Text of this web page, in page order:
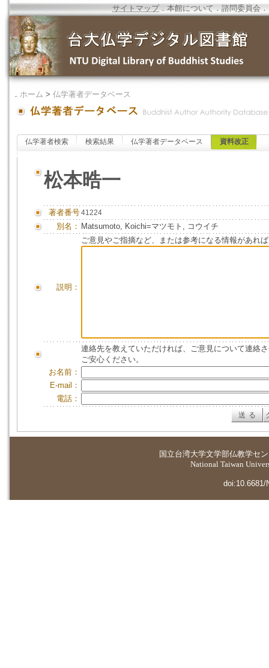
サイトマップ．本館について ．諮問委員会 ．
． ホーム > 仏学著者データベース
仏学著者検索 検索結果 仏学著者データベース 資料改正
松本晧一
著者番号41224
別名： Matsumoto, Koichi=マツモト, コウイチ
説明：
ご意見やご指摘など、または参考になる情報があれ
連絡先を教えていただければ、ご意見について連絡
ご安心ください。
お名前：
E-mail：
電話：
国立台湾大学文学部仏教学セ
National Taiwan
doi:10.6681/